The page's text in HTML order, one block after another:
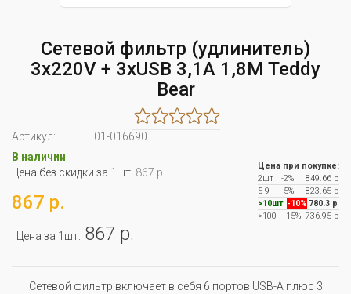
Сетевой фильтр (удлинитель)
3x220V + 3xUSB 3,1A 1,8M Teddy
Bear
Артикул:
01-016690
В наличии
Цена без скидки за 1шт: 867 р.
867 р.
Цена за 1шт: 867 р.
Цена при покупке:
2шт
-2%
849.66 р
5-9
-5%
823.65 р
>10шт -10% 780.3 р
>100
-15% 736.95 р
Сетевой фильтр включает в себя 6 портов USB-A плюс 3